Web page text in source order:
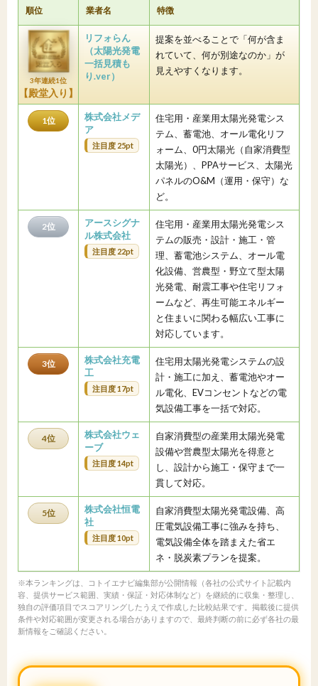
順位 業者名 特徴
3年連続1位
【殿堂入り】
リフォらん
（太陽光発電
一括見積も
り.ver）
提案を並べることで「何が含ま
れていて、何が別途なのか」が
見えやすくなります。
1位
株式会社メデ
ア
注目度 25pt
住宅用・産業用太陽光発電シス
テム、蓄電池、オール電化リフ
ォーム、0円太陽光（自家消費型
太陽光）、PPAサービス、太陽光
パネルのO&M（運用・保守）な
ど。
2位
アースシグナ
ル株式会社
注目度 22pt
住宅用・産業用太陽光発電シス
テムの販売・設計・施工・管
理、蓄電池システム、オール電
化設備、営農型・野立て型太陽
光発電、耐震工事や住宅リフォ
ームなど、再生可能エネルギー
と住まいに関わる幅広い工事に
対応しています。
3位
株式会社充電
工
注目度 17pt
住宅用太陽光発電システムの設
計・施工に加え、蓄電池やオー
ル電化、EVコンセントなどの電
気設備工事を一括で対応。
4位
株式会社ウェ
ーブ
注目度 14pt
自家消費型の産業用太陽光発電
設備や営農型太陽光を得意と
し、設計から施工・保守まで一
貫して対応。
5位
株式会社恒電
社
注目度 10pt
自家消費型太陽光発電設備、高
圧電気設備工事に強みを持ち、
電気設備全体を踏まえた省エ
ネ・脱炭素プランを提案。
※本ランキングは、コトイエナビ編集部が公開情報（各社の公式サイト記載内
容、提供サービス範囲、実績・保証・対応体制など）を継続的に収集・整理し、
独自の評価項目でスコアリングしたうえで作成した比較結果です。掲載後に提供
条件や対応範囲が変更される場合がありますので、最終判断の前に必ず各社の最
新情報をご確認ください。